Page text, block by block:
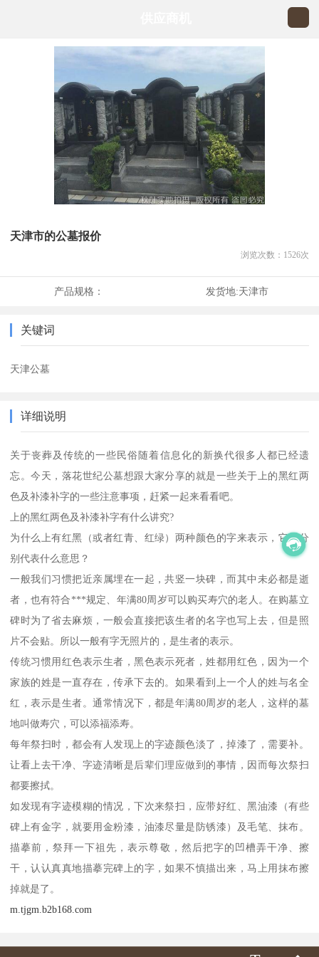
天津市的公墓报价
浏览次数： 1526次
产品规格： 发货地:天津市
关键词
天津公墓
详细说明
关于丧葬及传统的一些民俗随着信息化的新换代很多人都已经遗
忘。今天，落花世纪公墓想跟大家分享的就是一些关于上的黑红两
色及补漆补字的一些注意事项，赶紧一起来看看吧。
上的黑红两色及补漆补字有什么讲究?
为什么上有红黑（或者红青、红绿）两种颜色的字来表示，它们分
别代表什么意思？
一般我们习惯把近亲属埋在一起，共竖一块碑，而其中未必都是逝
者，也有符合***规定、年满80周岁可以购买寿穴的老人。在购墓立
碑时为了省去麻烦，一般会直接把该生者的名字也写上去，但是照
片不会贴。所以一般有字无照片的，是生者的表示。
传统习惯用红色表示生者，黑色表示死者，姓都用红色，因为一个
家族的姓是一直存在，传承下去的。如果看到上一个人的姓与名全
红，表示是生者。通常情况下，都是年满80周岁的老人，这样的墓
地叫做寿穴，可以添福添寿。
每年祭扫时，都会有人发现上的字迹颜色淡了，掉漆了，需要补。
让看上去干净、字迹清晰是后辈们理应做到的事情，因而每次祭扫
都要擦拭。
如发现有字迹模糊的情况，下次来祭扫，应带好红、黑油漆（有些
碑上有金字，就要用金粉漆，油漆尽量是防锈漆）及毛笔、抹布。
描摹前，祭拜一下祖先，表示尊敬，然后把字的凹槽弄干净、擦
干，认认真真地描摹完碑上的字，如果不慎描出来，马上用抹布擦
掉就是了。
m.tjgm.b2b168.com